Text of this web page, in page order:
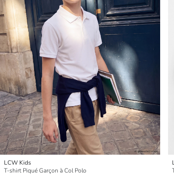
LCW Kids
T-shirt Piqué Garçon à Col Polo